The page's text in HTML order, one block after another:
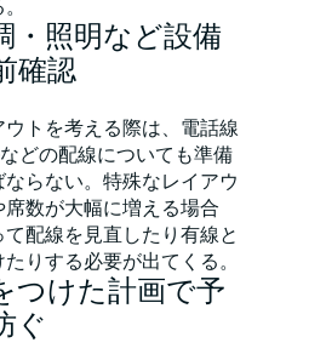
・照明など設備
確認
トを考える際は、電話線
どの配線についても準備
らない。特殊なレイアウ
席数が大幅に増える場合
配線を見直したり有線と
りする必要が出てくる。
つけた計画で予
ぐ